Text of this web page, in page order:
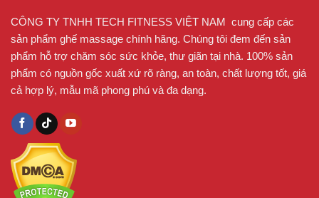
CÔNG TY TNHH TECH FITNESS VIỆT NAM cung cấp các
sản phẩm ghế massage chính hãng. Chúng tôi đem đến sản
phẩm hỗ trợ chăm sóc sức khỏe, thư giãn tại nhà. 100% sản
phẩm có nguồn gốc xuất xứ rõ ràng, an toàn, chất lượng tốt, giá
cả hợp lý, mẫu mã phong phú và đa dạng.